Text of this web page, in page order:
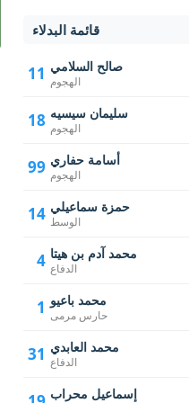
قائمة البدلاء
11 صالح السلامي
الهجوم
18 سليمان سيسيه
الهجوم
99 أسامة حفاري
الهجوم
14 حمزة سماعيلي
الوسط
4 محمد آدم بن هيتا
الدفاع
1 محمد باعيو
حارس مرمى
31 محمد العابدي
الدفاع
إسماعيل محراب